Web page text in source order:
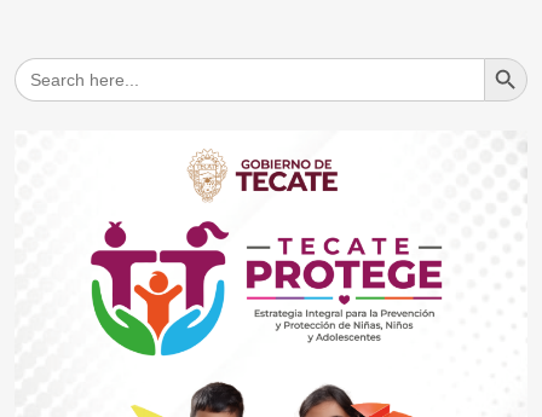
Search
for:
Search